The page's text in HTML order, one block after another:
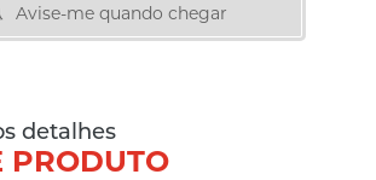
Avise-me quando chegar
detalhes
PRODUTO